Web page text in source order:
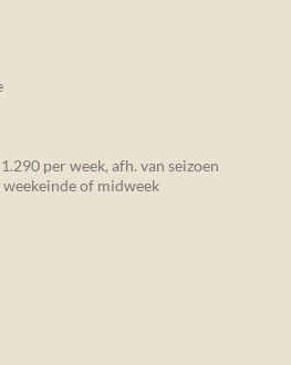
per week, afh. van seizoen
of midweek